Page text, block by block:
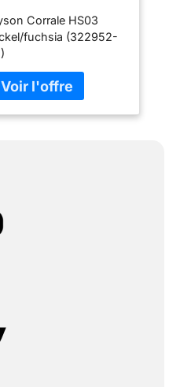
Corrale HS03
fuchsia (322952-